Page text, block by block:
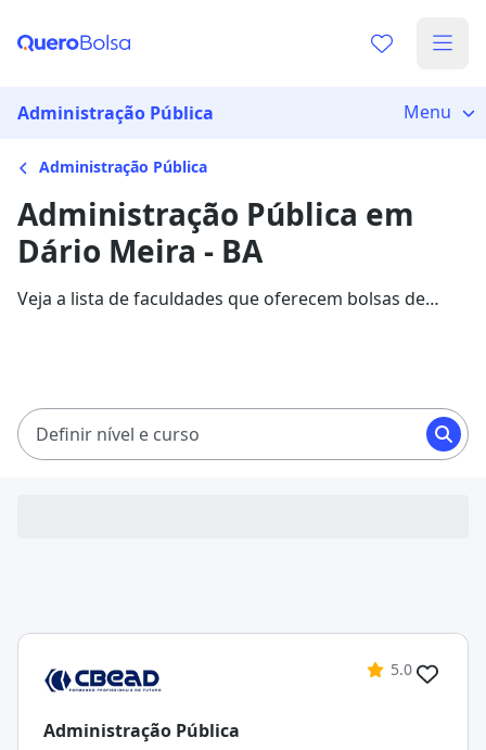
Administração Pública Menu
Administração Pública
Administração Pública em
Dário Meira - BA
Veja a lista de faculdades que oferecem bolsas de
Definir nível e curso
5.0
Administração Pública